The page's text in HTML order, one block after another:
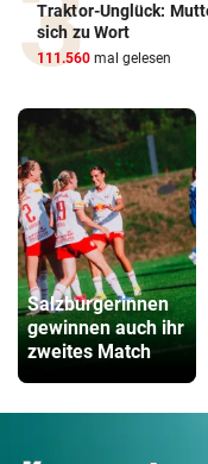
Traktor-Unglück:
sich zu Wort
111.560 mal gelesen
Salzburgerinnen
gewinnen auch ihr
zweites Match